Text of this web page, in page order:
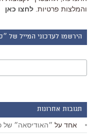
והמלצות פרטיות. לחצו כאן
הירשמו לעדכוני המייל של
תגובות אחרונות
אחד על ״האודיסאה״ של